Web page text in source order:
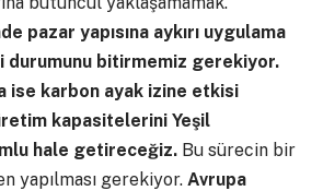
pazar yapısına aykırı uygulama
bitirmemiz gerekiyor.
ise karbon ayak izine etkisi
kapasitelerini Yeşil
hale getireceğiz. Bu sürecin bir
yapılması gerekiyor. Avrupa